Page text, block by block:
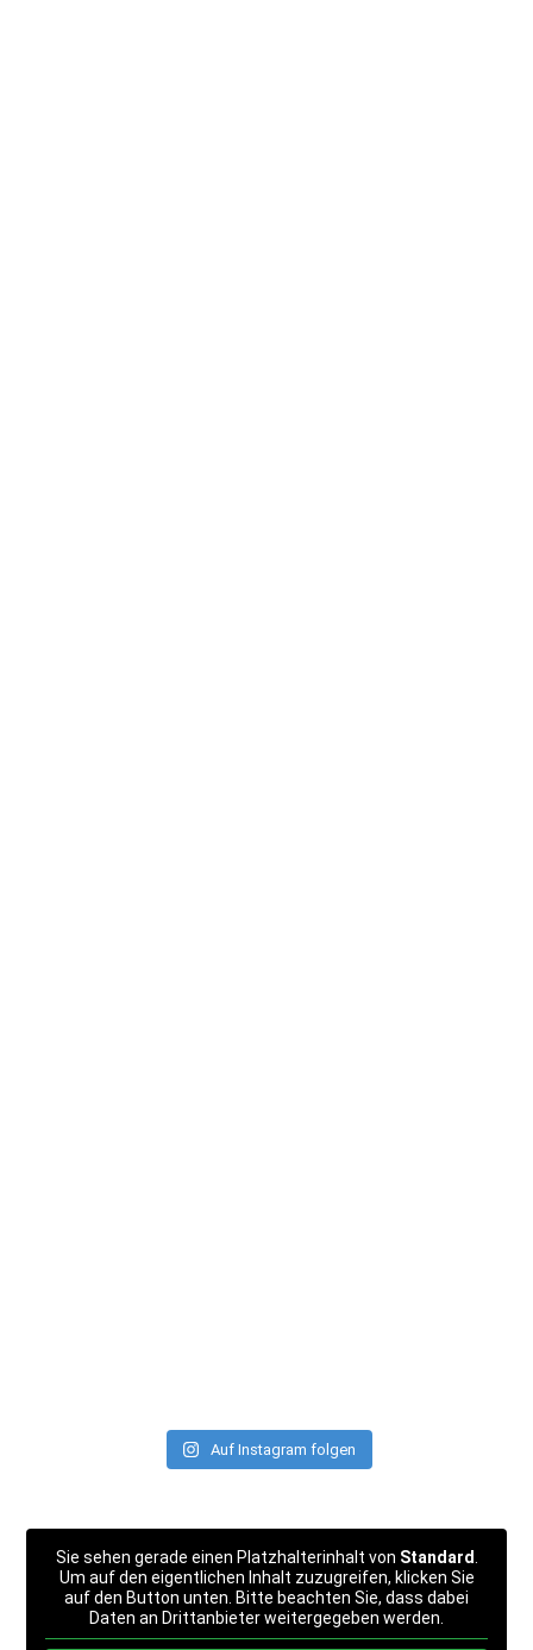
Auf Instagram folgen
Sie sehen gerade einen Platzhalterinhalt von Standard
Um auf den eigentlichen Inhalt zuzugreifen, klicken Sie
auf den Button unten. Bitte beachten Sie, dass dabei
Daten an Drittanbieter weitergegeben werden.